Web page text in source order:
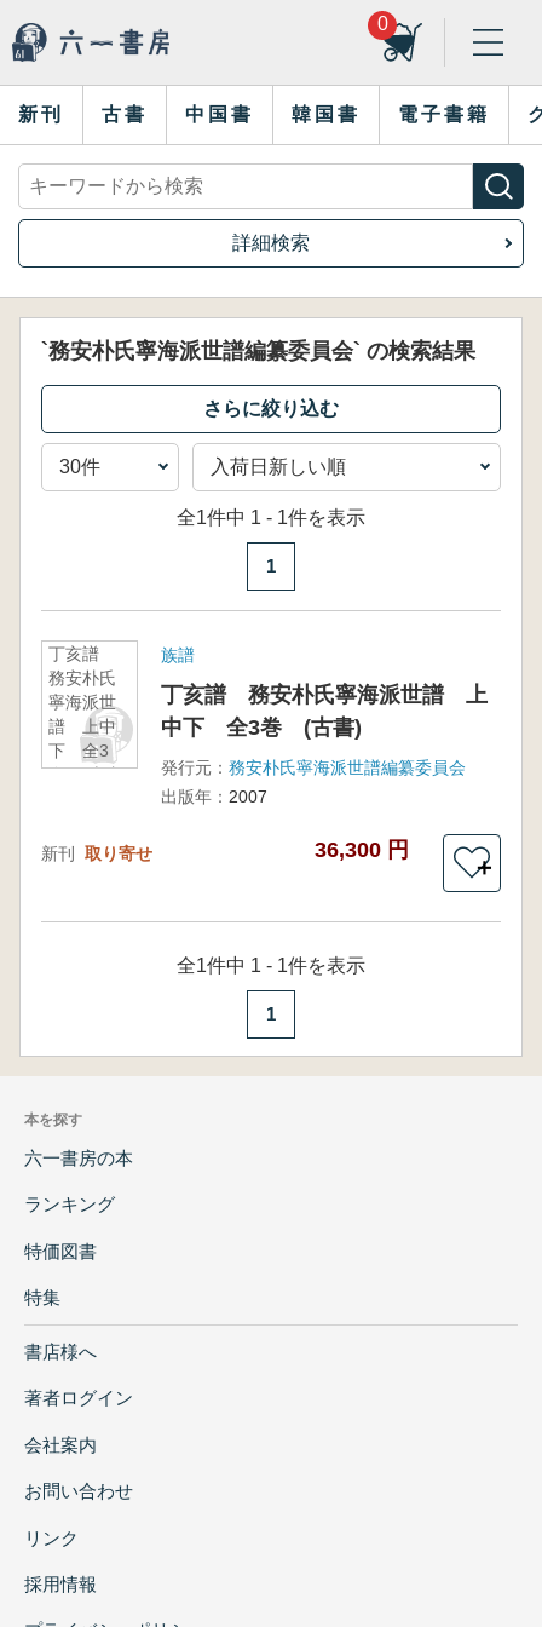
0
新刊 古書 中国書 韓国書 電子書籍
詳細検索
`務安朴氏寧海派世譜編纂委員会` の検索結果
全1件中 1 - 1件を表示
1
丁亥譜
務安朴氏
寧海派世
譜 上中
下 全3
巻 (古書)
族譜
丁亥譜 務安朴氏寧海派世譜 上
中下 全3巻 (古書)
発行元： 務安朴氏寧海派世譜編纂委員会
出版年： 2007
新刊 取り寄せ 36,300 円
＋
全1件中 1 - 1件を表示
1
本を探す
六一書房の本
ランキング
特価図書
特集
書店様へ
著者ログイン
会社案内
お問い合わせ
リンク
採用情報